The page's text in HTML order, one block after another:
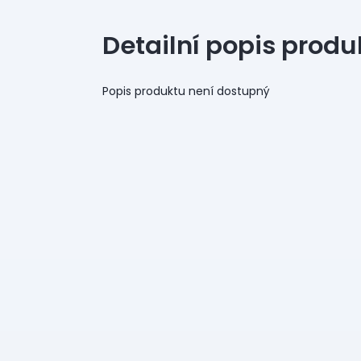
Detailní popis
Popis produktu není dostupný